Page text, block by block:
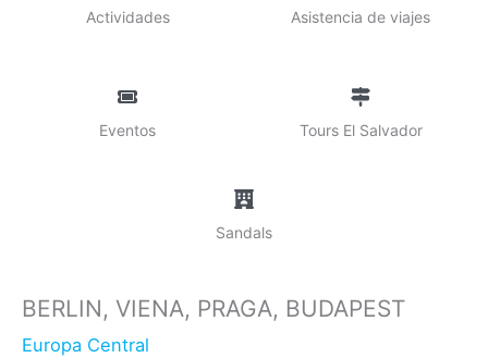
Actividades Asistencia de viajes
Eventos Tours El Salvador
Sandals
BERLIN, VIENA, PRAGA, BUDAPEST
Europa Central